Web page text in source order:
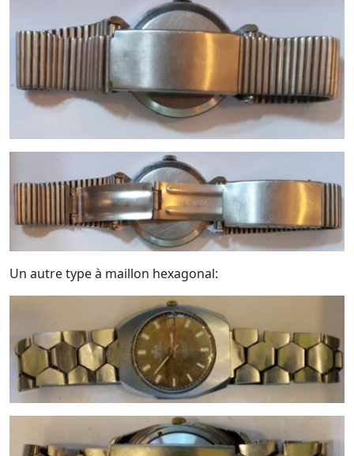
Un autre type à maillon hexagonal: